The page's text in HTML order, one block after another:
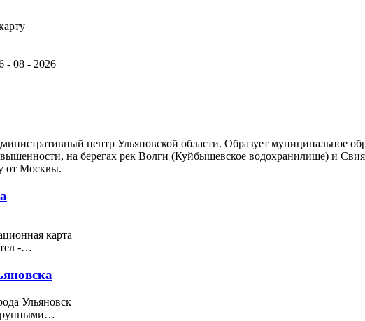
- 08 - 2026
центр Ульяновской области. Образует муниципальное
на берегах рек Волги (Куйбышевское водохранилище) и
от Москвы.
карта
-…
Ульяновск